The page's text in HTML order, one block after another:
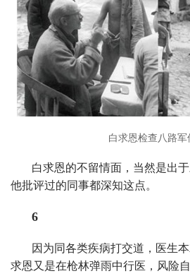
白求恩检查八路军
白求恩的不留情面，当然是出
他批评过的同事都深知这点。
6
因为同各类疾病打交道，医生
求恩又是在枪林弹雨中行医，风险自